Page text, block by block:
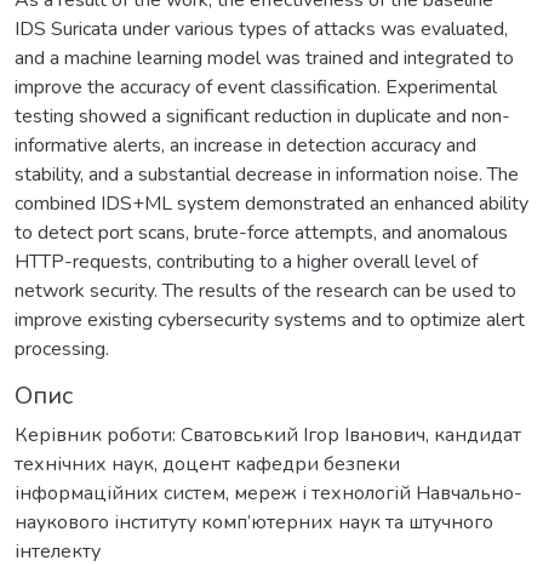
IDS Suricata under various types of attacks was evaluated,
and a machine learning model was trained and integrated to
improve the accuracy of event classification. Experimental
testing showed a significant reduction in duplicate and non-
informative alerts, an increase in detection accuracy and
stability, and a substantial decrease in information noise. The
combined IDS+ML system demonstrated an enhanced ability
to detect port scans, brute-force attempts, and anomalous
HTTP-requests, contributing to a higher overall level of
network security. The results of the research can be used to
improve existing cybersecurity systems and to optimize alert
processing.
Опис
Керівник роботи: Сватовський Ігор Іванович, кандидат
технічних наук, доцент кафедри безпеки
інформаційних систем, мереж і технологій Навчально-
наукового інституту комп’ютерних наук та штучного
інтелекту